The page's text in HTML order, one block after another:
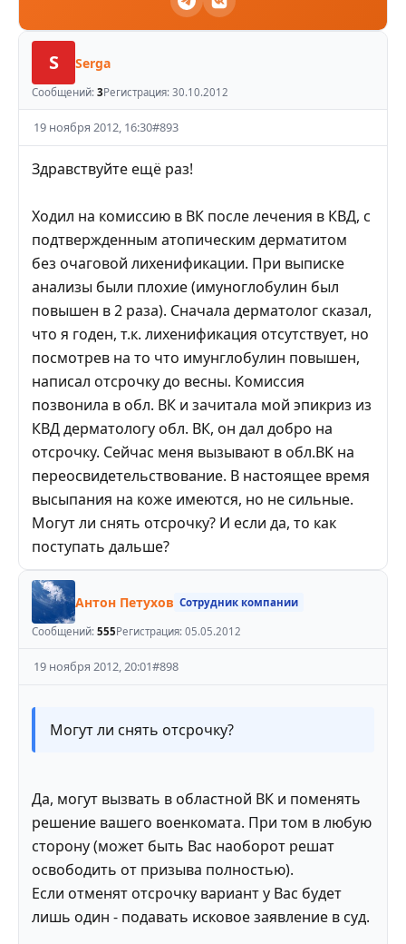
S Serga
Сообщений: 3Регистрация: 30.10.2012
19 ноября 2012, 16:30#893
Здравствуйте ещё раз!
Ходил на комиссию в ВК после лечения в КВД, с
подтвержденным атопическим дерматитом
без очаговой лихенификации. При выписке
анализы были плохие (имуноглобулин был
повышен в 2 раза). Сначала дерматолог сказал,
что я годен, т.к. лихенификация отсутствует, но
посмотрев на то что имунглобулин повышен,
написал отсрочку до весны. Комиссия
позвонила в обл. ВК и зачитала мой эпикриз из
КВД дерматологу обл. ВК, он дал добро на
отсрочку. Сейчас меня вызывают в обл.ВК на
переосвидетельствование. В настоящее время
высыпания на коже имеются, но не сильные.
Могут ли снять отсрочку? И если да, то как
поступать дальше?
Антон Петухов Сотрудник компании
Сообщений: 555Регистрация: 05.05.2012
19 ноября 2012, 20:01#898
Могут ли снять отсрочку?
Да, могут вызвать в областной ВК и поменять
решение вашего военкомата. При том в любую
сторону (может быть Вас наоборот решат
освободить от призыва полностью).
Если отменят отсрочку вариант у Вас будет
лишь один - подавать исковое заявление в суд.